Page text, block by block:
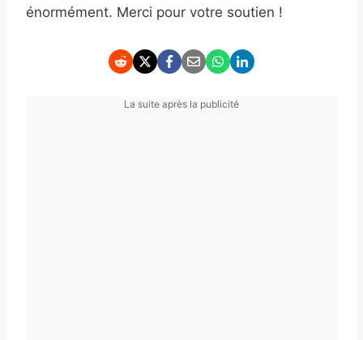
énormément. Merci pour votre soutien !
La suite après la publicité